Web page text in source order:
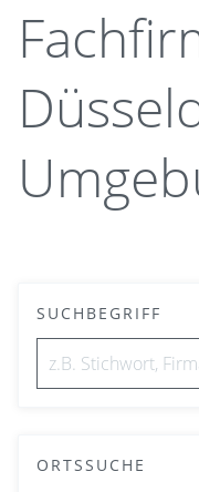
SUCHBEGRIFF
ORTSSUCHE